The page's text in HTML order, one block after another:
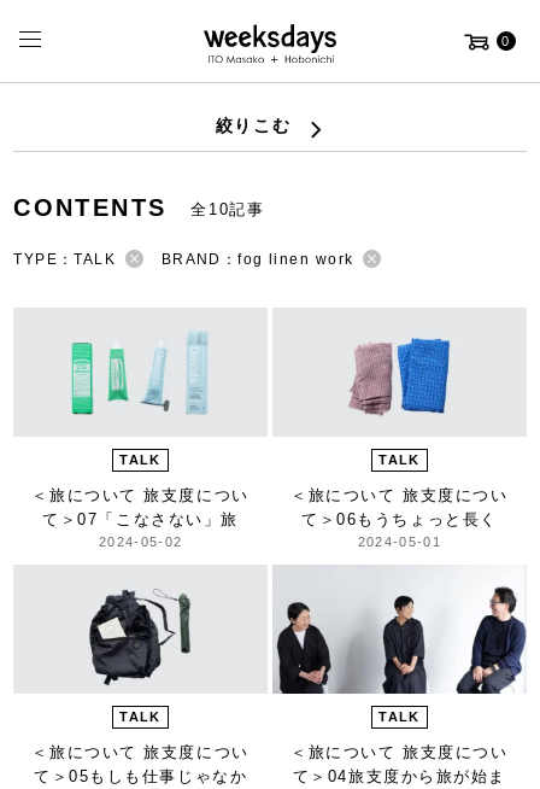
0
絞りこむ
CONTENTS 全10記事
TYPE：TALK BRAND：fog linen work
TALK
＜旅について 旅支度につい
て＞07「こなさない」旅
2024-05-02
TALK
＜旅について 旅支度につい
て＞06もうちょっと長く
2024-05-01
TALK
＜旅について 旅支度につい
て＞05もしも仕事じゃなか
TALK
＜旅について 旅支度につい
て＞ 04旅支度から旅が始ま